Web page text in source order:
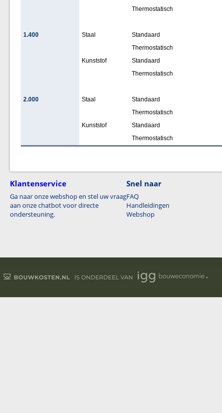
Thermostatisch
1.400 Staal
Standaard
Thermostatisch
Kunststof
Standaard
Thermostatisch
2.000 Staal
Standaard
Thermostatisch
Kunststof
Standaard
Thermostatisch
Klantenservice
Ga naar onze webshop en stel uw vraag
aan onze chatbot voor directe
ondersteuning.
Snel naar
FAQ
Handleidingen
Webshop